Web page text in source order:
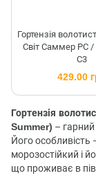
Гортензія
Світ Саммер PC
C3
429.00
Гортензія
Summer) – гарний
Його особливість
морозостійкий і
що проживає в